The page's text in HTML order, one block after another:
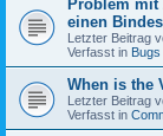
Problem mit
einen
Letzter Beitrag
Verfasst in Bugs
When is the
Letzter Beitrag
Verfasst in